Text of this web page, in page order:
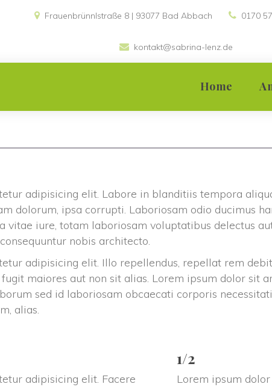
Frauenbrünnlstraße 8 | 93077 Bad Abbach 0170
kontakt@sabrina-lenz.de
Home
adipisicing elit. Labore in blanditiis tempora
dolorum, ipsa corrupti. Laboriosam odio ducimus
vitae iure, totam laboriosam voluptatibus delectus
nobis architecto.
adipisicing elit. Illo repellendus, repellat rem
maiores aut non sit alias. Lorem ipsum dolor sit
sed id laboriosam obcaecati corporis
alias.
adipisicing elit. Facere
1/2
Lorem ipsum